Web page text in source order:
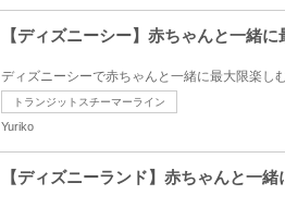
【ディズニーシー】赤ちゃんと一緒
トランジットスチーマーライン
Yuriko
【ディズニーランド】赤ちゃんと一